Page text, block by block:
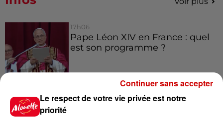
17h06
Pape Léon XIV en France : quel
est son programme ?
Limoges : un bébé d'un mois
Le respect de votre vie privée est notre
priorité
Continuer sans accepter